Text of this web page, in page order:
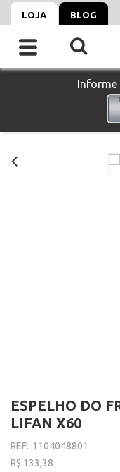
LOJA BLOG
Informe
ESPELHO DO
LIFAN X60
REF: 1104048801
R$ 133,38